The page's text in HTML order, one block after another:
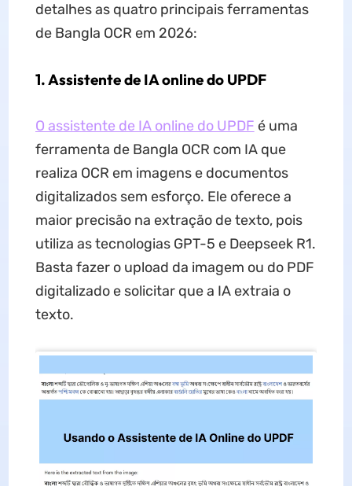
detalhes as quatro principais ferramentas
de Bangla OCR em 2026:
1. Assistente de IA online do UPDF
O assistente de IA online do UPDF é uma
ferramenta de Bangla OCR com IA que
realiza OCR em imagens e documentos
digitalizados sem esforço. Ele oferece a
maior precisão na extração de texto, pois
utiliza as tecnologias GPT-5 e Deepseek R1.
Basta fazer o upload da imagem ou do PDF
digitalizado e solicitar que a IA extraia o
texto.